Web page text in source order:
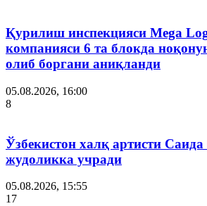
Қурилиш инспекцияси Мega
компанияси 6 та блокда
олиб боргани аниқланди
05.08.2026, 16:00
8
Ўзбекистон халқ артисти
жудоликка учради
05.08.2026, 15:55
17